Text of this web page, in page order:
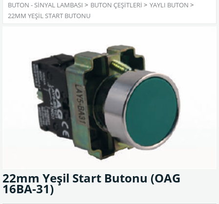
BUTON - SINYAL LAMBASI > BUTON ÇEŞITLERI > YAYLI BUTON >
22MM YEŞIL START BUTONU
22mm Yeşil Start Butonu (OAG
16BA-31)